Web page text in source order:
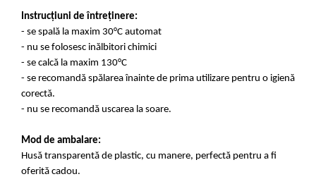
Instrucțiuni de întreținere:
- se spală la maxim 30°C automat
- nu se folosesc inălbitori chimici
- se calcă la maxim 130°C
- se recomandă spălarea înainte de prima utilizare pentru o igienă
corectă.
- nu se recomandă uscarea la soare.
Mod de ambalare:
Husă transparentă de plastic, cu manere, perfectă pentru a fi
oferită cadou.